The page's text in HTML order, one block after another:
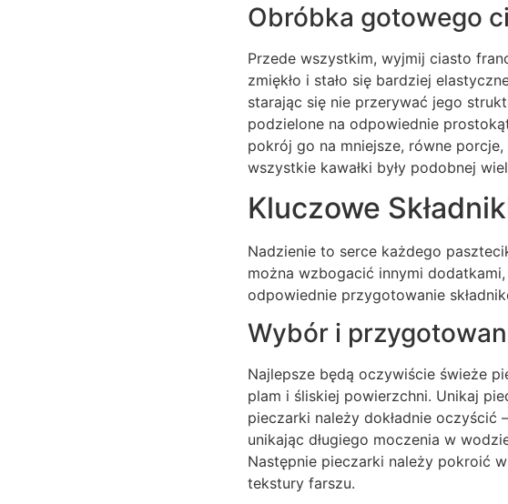
Obróbka gotowego
Przede wszystkim, wyjmij ciasto
zmiękło i stało się bardziej
starając się nie przerywać jego
podzielone na odpowiednie
pokrój go na mniejsze, równe
wszystkie kawałki były podobnej
Kluczowe
Nadzienie to serce każdego
można wzbogacić innymi
odpowiednie przygotowanie
Wybór i
Najlepsze będą oczywiście świeże
plam i śliskiej powierzchni. Unikaj
pieczarki należy dokładnie
unikając długiego moczenia w
Następnie pieczarki należy pokroić
tekstury farszu.